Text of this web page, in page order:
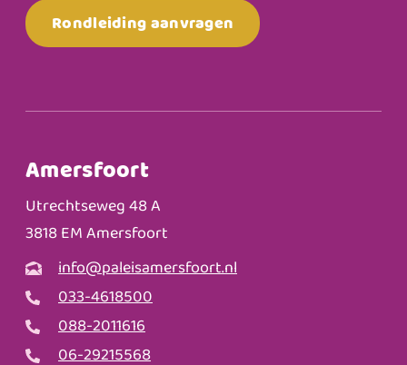
Rondleiding aanvragen
Amersfoort
Utrechtseweg 48 A
3818 EM Amersfoort
info@paleisamersfoort.nl
033-4618500
088-2011616
06-29215568